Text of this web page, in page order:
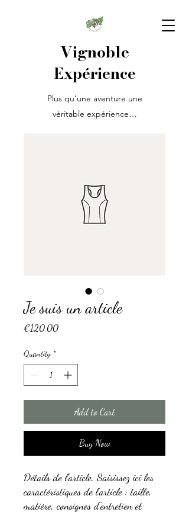
Vignoble
Expérience
Plus qu’une aventure une
véritable expérience…
Je suis un article
€120.00Price
Quantity *
Add to Cart
Buy Now
Détails de l'article. Saisissez ici les
caractéristiques de l'article : taille,
matière, consignes d'entretien et